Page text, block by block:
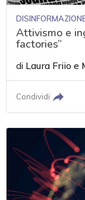
Attivismo e
factories”
di Laura Friio e
Condividi